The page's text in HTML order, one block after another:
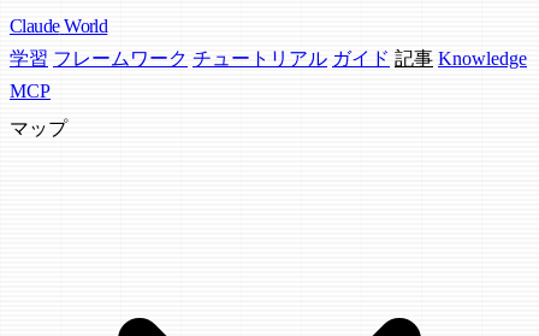
Claude World
学習 フレームワーク チュートリアル ガイド 記事 Knowledge
MCP
マップ